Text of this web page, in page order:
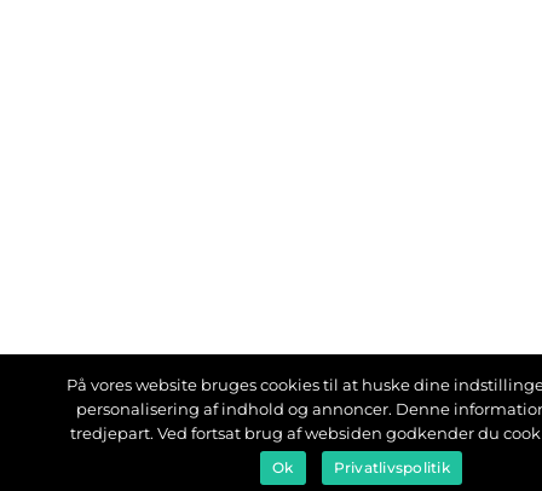
På vores website bruges cookies til at huske dine
personalisering af indhold og annoncer. Denne
tredjepart. Ved fortsat brug af websiden godkender du
Ok Privatlivspolitik